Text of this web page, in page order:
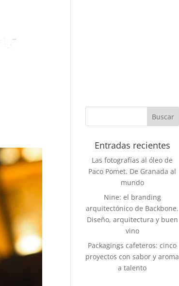
Entradas recientes
Las fotografías al óleo de
Paco Pomet. De Granada al
mundo
Nine: el branding
arquitectónico de Backbone.
Diseño, arquitectura y buen
vino
Packagings cafeteros: cinco
proyectos con sabor y aroma
a talento